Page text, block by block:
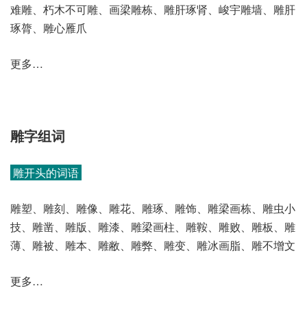
难雕、朽木不可雕、画梁雕栋、雕肝琢肾、峻宇雕墙、雕肝
琢膂、雕心雁爪
更多…
雕字组词
雕开头的词语
雕塑、雕刻、雕像、雕花、雕琢、雕饰、雕梁画栋、雕虫小
技、雕凿、雕版、雕漆、雕梁画柱、雕鞍、雕败、雕板、雕
薄、雕被、雕本、雕敝、雕弊、雕变、雕冰画脂、雕不增文
更多…